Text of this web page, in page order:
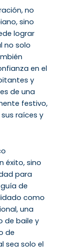
no
sino
lograr
no solo
en el
y
de una
festivo,
raíces y
éxito, sino
para
de
como
una
de baile y
de
sea solo el